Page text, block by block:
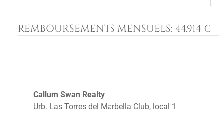
REMBOURSEMENTS MENSUELS: 44.914 €
Callum Swan Realty
Urb. Las Torres del Marbella Club, local 1